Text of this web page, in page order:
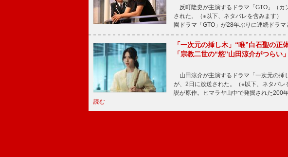
反町隆史が主演するドラマ「GTO」（カ
された。（※以下、ネタバレを含みます
園ドラマ「GTO」が28年ぶりに連続ドラ
「一次元の挿し木」“唯”白石聖の正
「宗教二世の“悠”山田涼介がつらい」
山田涼介が主演するドラマ「一次元の挿
が、2日に放送された。（※以下、ネタバ
説が原作。ヒマラヤ山中で発掘された200
読む